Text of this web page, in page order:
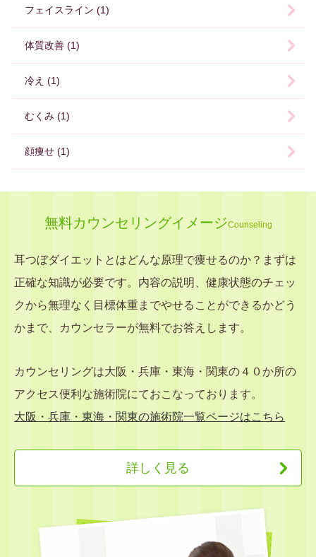
フェイスライン (1)
体質改善 (1)
冷え (1)
むくみ (1)
顔痩せ (1)
無料カウンセリングイメージCounseling
耳つぼダイエットとはどんな原理で痩せるのか？まずは
正確な知識が必要です。内容の説明、健康状態のチェッ
クから無理なく目標体重までやせることができるかどう
かまで、カウンセラーが無料でお答えします。
カウンセリングは大阪・兵庫・東海・関東の４０か所の
アクセス便利な施術院にておこなっております。
大阪・兵庫・東海・関東の施術院一覧ページはこちら
詳しく見る